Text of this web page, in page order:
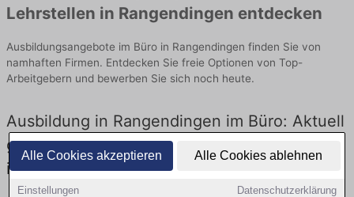
Alle Cookies akzeptieren Alle Cookies ablehnen
Einstellungen Datenschutzerklärung
Lehrstellen in Rangendingen entdecken
Ausbildungsangebote im Büro in Rangendingen finden Sie von
namhaften Firmen. Entdecken Sie freie Optionen von Top-
Arbeitgebern und bewerben Sie sich noch heute.
Ausbildung in Rangendingen im Büro: Aktuell
gibt es keine Stellenangebote für Ausbildung
in Rangendingen